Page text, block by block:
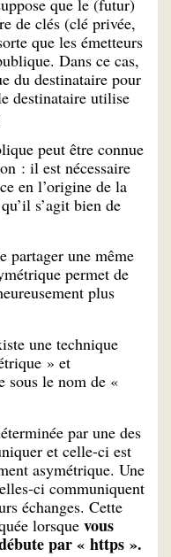
de clés (clé privée,
que les émetteurs
Dans ce cas,
du destinataire pour
destinataire utilise
peut être connue
: il est nécessaire
en l’origine de la
s’agit bien de
partager une même
permet de
plus
une technique
» et
sous le nom de «
par une des
et celle-ci est
asymétrique. Une
ci communiquent
échanges. Cette
lorsque vous
par « https ».